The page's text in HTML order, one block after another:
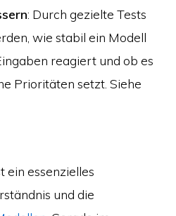
: Durch gezielte Tests
wie stabil ein Modell
reagiert und ob es
Prioritäten setzt. Siehe
essenzielles
und die